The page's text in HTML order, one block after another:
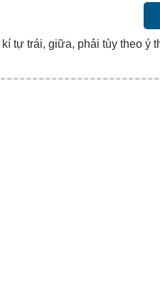
tự trái, giữa, phải tùy theo ý